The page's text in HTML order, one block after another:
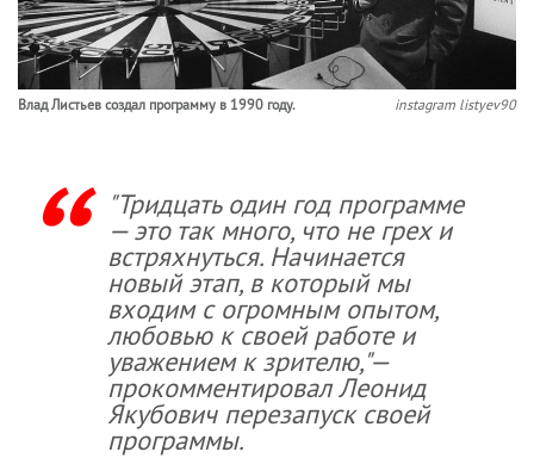
Влад Листьев создал программу в 1990 году. instagram listyev90
"Тридцать один год программе
— это так много, что не грех и
встряхнуться. Начинается
новый этап, в который мы
входим с огромным опытом,
любовью к своей работе и
уважением к зрителю,"—
прокомментировал Леонид
Якубович перезапуск своей
программы.